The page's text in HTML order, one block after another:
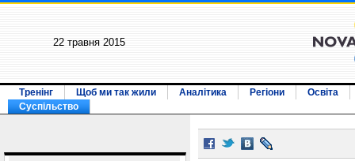
22 травня 2015
Тренінг Щоб ми так жили Аналітика Регіони
Освіта
Суспільство